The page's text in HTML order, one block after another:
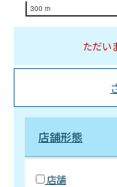
300 m
ただい
店舗形態
店舗